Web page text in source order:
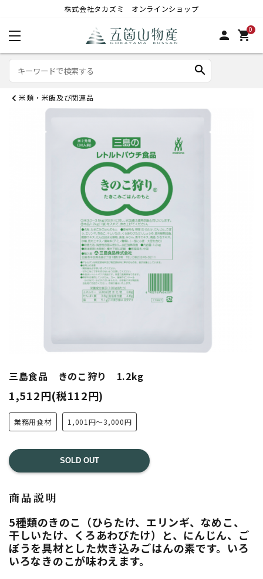
株式会社タカズミ オンラインショップ
person 0
shopping_cart
search
米類・米飯及び関連品
三島食品 きのこ狩り 1.2kg
1,512円(税112円)
業務用食材 1,001円～3,000円
SOLD OUT
商品説明
5種類のきのこ（ひらたけ、エリンギ、なめこ、
干しいたけ、くろあわびたけ）と、にんじん、ご
ぼうを具材とした炊き込みごはんの素です。いろ
いろなきのこが味わえます。